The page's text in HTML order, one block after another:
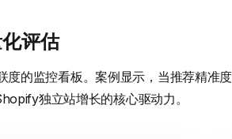
评估
度的监控看板。案例显示，当推荐精准
独立站增长的核心驱动力。